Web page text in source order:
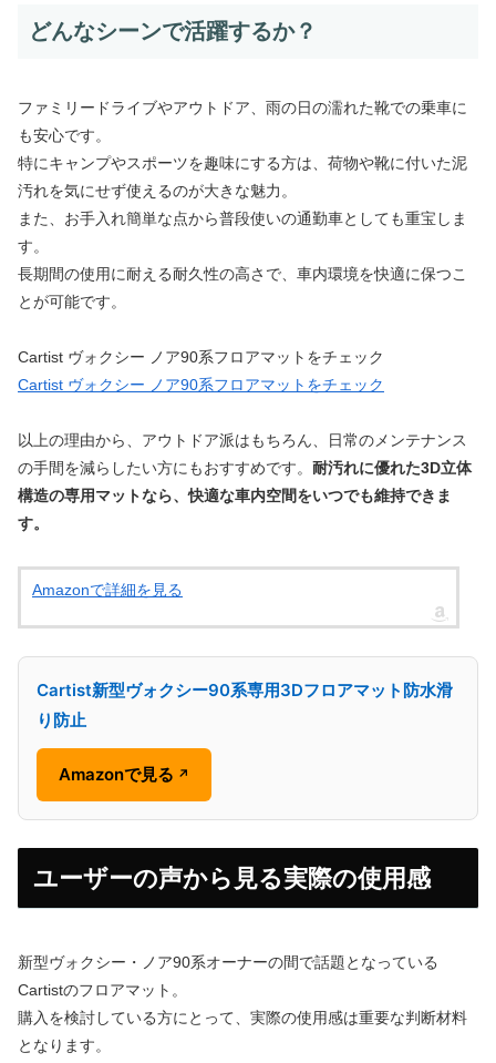
どんなシーンで活躍するか？
ファミリードライブやアウトドア、雨の日の濡れた靴での乗車に
も安心です。
特にキャンプやスポーツを趣味にする方は、荷物や靴に付いた泥
汚れを気にせず使えるのが大きな魅力。
また、お手入れ簡単な点から普段使いの通勤車としても重宝しま
す。
長期間の使用に耐える耐久性の高さで、車内環境を快適に保つこ
とが可能です。
Cartist ヴォクシー ノア90系フロアマットをチェック
Cartist ヴォクシー ノア90系フロアマットをチェック
以上の理由から、アウトドア派はもちろん、日常のメンテナンス
の手間を減らしたい方にもおすすめです。 耐汚れに優れた3D立体
構造の専用マットなら、快適な車内空間をいつでも維持できま
す。
Amazonで詳細を見る
Cartist新型ヴォクシー90系専用3Dフロアマット防水滑
り防止
Amazonで見る ↗
ユーザーの声から見る実際の使用感
新型ヴォクシー・ノア90系オーナーの間で話題となっている
Cartistのフロアマット。
購入を検討している方にとって、実際の使用感は重要な判断材料
となります。